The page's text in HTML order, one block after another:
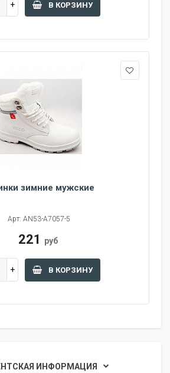
В КОРЗИНУ
зимние мужские
Арт: AN53-A7057-5
221 руб
В КОРЗИНУ
ИНФОРМАЦИЯ